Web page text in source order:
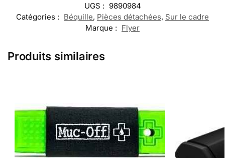
UGS : 9890984
Catégories : Béquille, Pièces détachées, Sur le cadre
Marque : Flyer
Produits similaires